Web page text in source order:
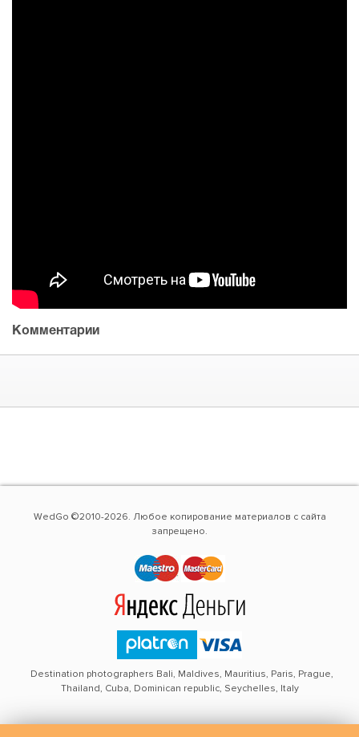
Комментарии
WedGo ©2010-2026. Любое копирование материалов с сайта
запрещено.
Destination photographers Bali, Maldives, Mauritius, Paris, Prague,
Thailand, Cuba, Dominican republic, Seychelles, Italy